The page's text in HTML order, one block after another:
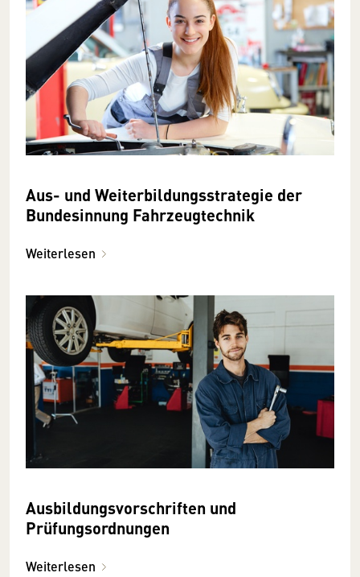
Aus- und Weiterbildungsstrategie der
Bundesinnung Fahrzeugtechnik
Weiterlesen
Ausbildungsvorschriften und
Prüfungsordnungen
Weiterlesen